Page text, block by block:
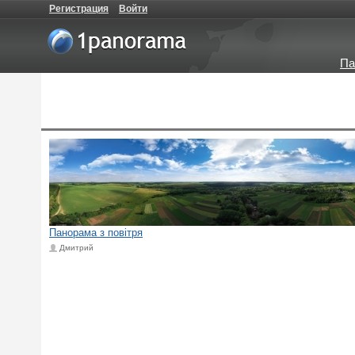
Регистрация Войти
Панорама з повітря
Дмитрий